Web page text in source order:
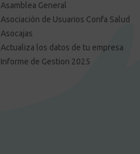
Asamblea General
Asociación de Usuarios Confa Salud
Asocajas
Actualiza los datos de tu empresa
Informe de Gestion 2025